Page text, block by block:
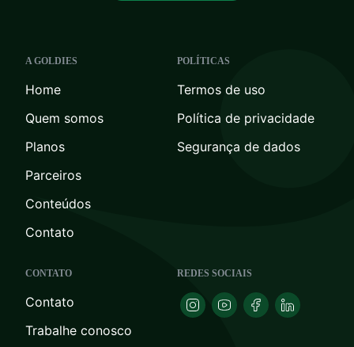
A GOLDIES
Home
Quem somos
Planos
Parceiros
Conteúdos
Contato
POLÍTICAS
Termos de uso
Política de privacidade
Segurança de dados
CONTATO
Contato
Trabalhe conosco
REDES SOCIAIS